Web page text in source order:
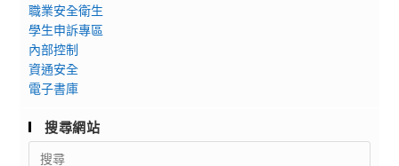
職業安全衛生
學生申訴專區
內部控制
資通安全
電子書庫
搜尋網站
Search